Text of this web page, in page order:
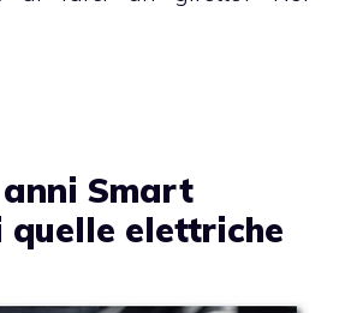
Smart
elettriche